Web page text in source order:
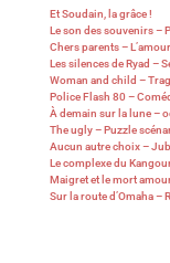
Et Soudain, la grâce !
Le son des souvenirs –
Chers parents –
Les silences de Ryad –
Woman and child –
Police Flash 80 –
À demain sur la lune –
The ugly – Puzzle
Aucun autre choix –
Le complexe du
Maigret et le mort
Sur la route d’Omaha –